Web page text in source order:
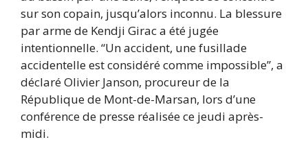
sur son copain, jusqu’alors inconnu. La blessure
par arme de Kendji Girac a été jugée
intentionnelle. “Un accident, une fusillade
accidentelle est considéré comme impossible”, a
déclaré Olivier Janson, procureur de la
République de Mont-de-Marsan, lors d’une
conférence de presse réalisée ce jeudi après-
midi.